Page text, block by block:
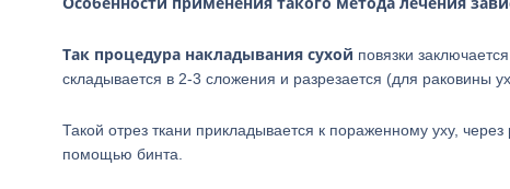
Так процедура накладывания сухой повязки
складывается в 2-3 сложения и разрезается (для раковины
Такой отрез ткани прикладывается к пораженному уху,
помощью бинта.